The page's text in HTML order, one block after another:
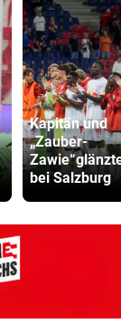
Kapitän und
„Zauber-
bei Salzburg